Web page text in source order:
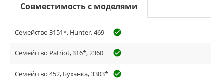
Совместимость с моделями
Семейство 3151*, Hunter, 469 check_circle_outline
Семейство Patriot, 316*, 2360 check_circle_outline
Семейство 452, Буханка, 3303* check_circle_outline